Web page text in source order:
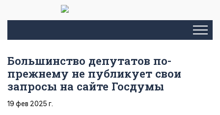
Большинство депутатов по-
прежнему не публикует свои
запросы на сайте Госдумы
19 фев 2025 г.